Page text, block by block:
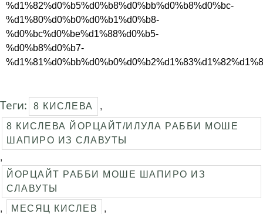
%d1%82%d0%b5%d0%b8%d0%bb%d0%b8%d0%bc-
%d1%80%d0%b0%d0%b1%d0%b8-
%d0%bc%d0%be%d1%88%d0%b5-
%d0%b8%d0%b7-
Теги: 8 КИСЛЕВА
,
8 КИСЛЕВА ЙОРЦАЙТ/ИЛУЛА РАББИ МОШЕ
ШАПИРО ИЗ СЛАВУТЫ
,
ЙОРЦАЙТ РАББИ МОШЕ ШАПИРО ИЗ
СЛАВУТЫ
,
МЕСЯЦ КИСЛЕВ
,